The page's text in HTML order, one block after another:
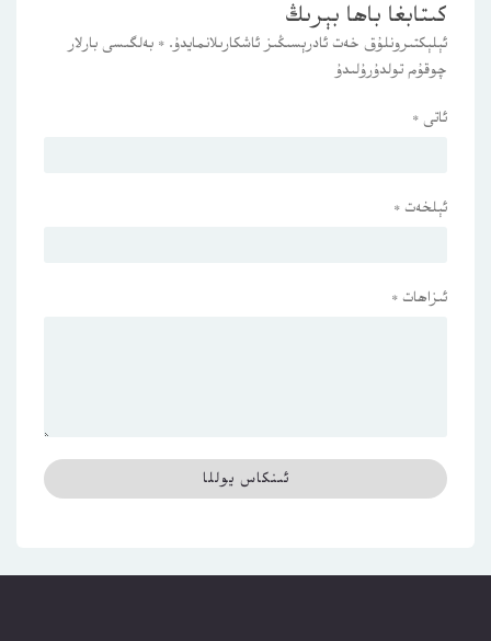
كىتابغا باھا بېرىڭ
ئېلېكتىرونلۇق خەت ئادرېسىڭىز ئاشكارىلانمايدۇ. * بەلگىسى بارلار
چوقۇم تولدۇرۇلىدۇ
ئاتى *
ئېلخەت *
ئىزاھات *